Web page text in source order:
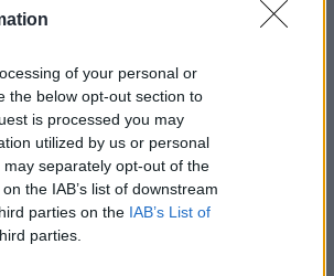
of your personal or
the below opt-out section to
is processed you may
utilized by us or personal
separately opt-out of the
the IAB’s list of downstream
parties on the IAB’s List of
parties.